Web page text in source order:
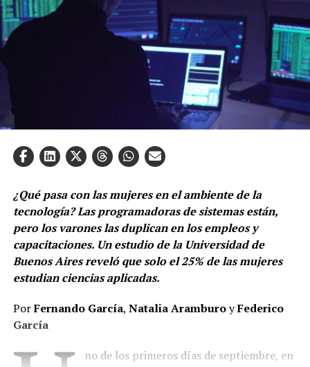
¿Qué pasa con las mujeres en el ambiente de la
tecnología? Las programadoras de sistemas están,
pero los varones las duplican en los empleos y
capacitaciones. Un estudio de la Universidad de
Buenos Aires reveló que solo el 25% de las mujeres
estudian ciencias aplicadas.
PorFernando García, Natalia AramburoyFederico
García
no de los primeros días de septiembre, en